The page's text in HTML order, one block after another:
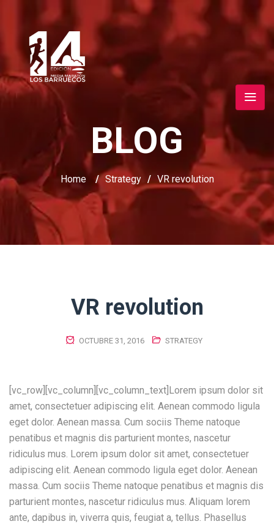
BLOG
Home / Strategy / VR revolution
VR revolution
OCTUBRE 31, 2016 STRATEGY
[vc_row][vc_column][vc_column_text]Lorem ipsum dolor sit
amet, consectetuer adipiscing elit. Aenean commodo ligula
eget dolor. Aenean massa. Cum sociis Theme natoque
penatibus et magnis dis parturient montes, nascetur
ridiculus mus. Lorem ipsum dolor sit amet, consectetuer
adipiscing elit. Aenean commodo ligula eget dolor. Aenean
massa. Cum sociis Theme natoque penatibus et magnis dis
parturient montes, nascetur ridiculus mus. Aliquam lorem
ante, dapibus in, viverra quis, feugiat a, tellus. Phasellus